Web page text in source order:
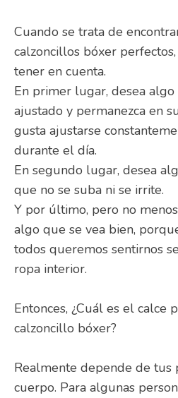
Cuando se trata de
calzoncillos bóxer
tener en cuenta.
En primer lugar, desea
ajustado y permanezca en
gusta ajustarse
durante el día.
En segundo lugar, desea
que no se suba ni se irrite.
Y por último, pero no
algo que se vea bien,
todos queremos sentirnos
ropa interior.
Entonces, ¿Cuál es el calce
calzoncillo bóxer?
Realmente depende de tus
cuerpo. Para algunas